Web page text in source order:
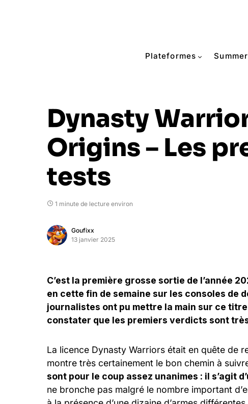
Plateformes
Dynasty
Origins – Les
tests
1 minute de lecture environ
Goufixx
13 janvier 2025
C’est la première grosse sortie de l’année
en cette fin de semaine sur les consoles de
journalistes ont pu mettre la main sur ce
constater que les premiers verdicts sont
La licence Dynasty Warriors était en quête de
montre très certainement le bon chemin à
sont pour le coup assez unanimes : il s’agit
ne bronche pas malgré le nombre important